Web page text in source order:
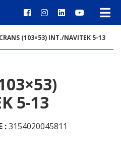
(103×53) INT./NAVITEK 5-13
5-13
:3154020045811